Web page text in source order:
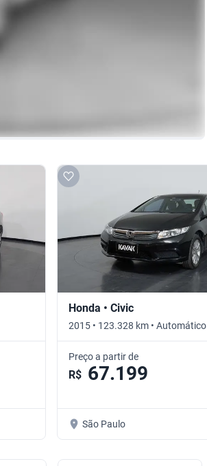
Honda • Civic
2015 • 123.328 km • Automático
Preço a partir de
R$ 67.199
São Paulo